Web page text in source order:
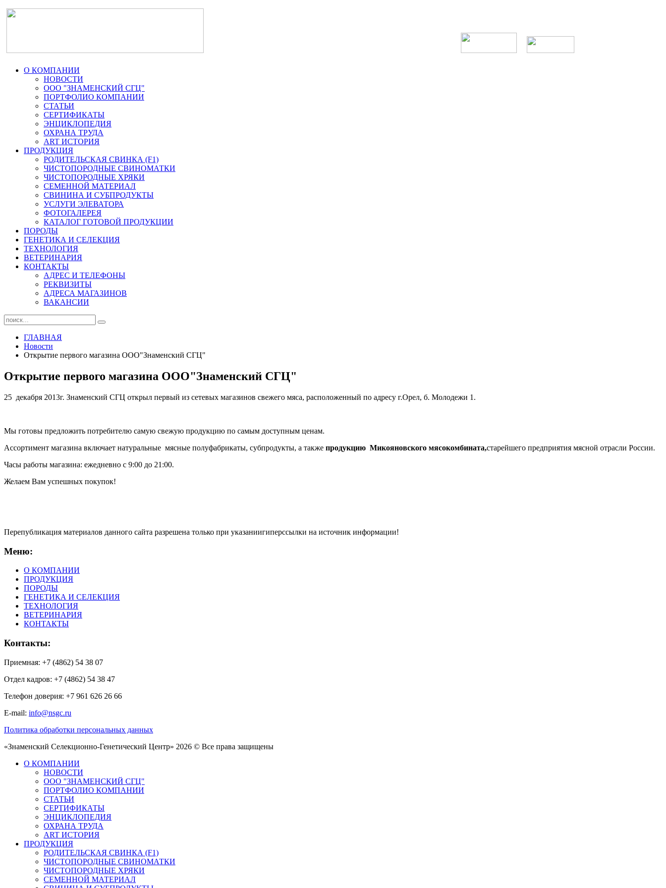
О КОМПАНИИ
НОВОСТИ
ООО "ЗНАМЕНСКИЙ СГЦ"
ПОРТФОЛИО КОМПАНИИ
СТАТЬИ
СЕРТИФИКАТЫ
ЭНЦИКЛОПЕДИЯ
ОХРАНА ТРУДА
ART ИСТОРИЯ
ПРОДУКЦИЯ
РОДИТЕЛЬСКАЯ СВИНКА (F1)
ЧИСТОПОРОДНЫЕ СВИНОМАТКИ
ЧИСТОПОРОДНЫЕ ХРЯКИ
СЕМЕННОЙ МАТЕРИАЛ
СВИНИНА И СУБПРОДУКТЫ
УСЛУГИ ЭЛЕВАТОРА
ФОТОГАЛЕРЕЯ
КАТАЛОГ ГОТОВОЙ ПРОДУКЦИИ
ПОРОДЫ
ГЕНЕТИКА И СЕЛЕКЦИЯ
ТЕХНОЛОГИЯ
ВЕТЕРИНАРИЯ
КОНТАКТЫ
АДРЕС И ТЕЛЕФОНЫ
РЕКВИЗИТЫ
АДРЕСА МАГАЗИНОВ
ВАКАНСИИ
ГЛАВНАЯ
Новости
Открытие первого магазина ООО"Знаменский СГЦ"
Открытие первого магазина ООО"Знаменский СГЦ"
25 декабря 2013г. Знаменский СГЦ открыл первый из сетевых магазинов свежего мяса, расположенный по адресу г.Орел, б. Молодежи 1.
Мы готовы предложить потребителю самую свежую продукцию по самым доступным ценам.
Ассортимент магазина включает натуральные мясные полуфабрикаты, субпродукты, а также продукцию Микояновского мясокомбината,старейшего предприятия мясной отрасли России.
Часы работы магазина: ежедневно с 9:00 до 21:00.
Желаем Вам успешных покупок!
Перепубликация материалов данного сайта разрешена только при указаниигиперсcылки на источник информации!
Меню:
О КОМПАНИИ
ПРОДУКЦИЯ
ПОРОДЫ
ГЕНЕТИКА И СЕЛЕКЦИЯ
ТЕХНОЛОГИЯ
ВЕТЕРИНАРИЯ
КОНТАКТЫ
Контакты:
Приемная: +7 (4862) 54 38 07
Отдел кадров: +7 (4862) 54 38 47
Телефон доверия: +7 961 626 26 66
E-mail: info@nsgc.ru
Политика обработки персональных данных
«Знаменский Селекционно-Генетический Центр» 2026 © Все права защищены
О КОМПАНИИ
НОВОСТИ
ООО "ЗНАМЕНСКИЙ СГЦ"
ПОРТФОЛИО КОМПАНИИ
СТАТЬИ
СЕРТИФИКАТЫ
ЭНЦИКЛОПЕДИЯ
ОХРАНА ТРУДА
ART ИСТОРИЯ
ПРОДУКЦИЯ
РОДИТЕЛЬСКАЯ СВИНКА (F1)
ЧИСТОПОРОДНЫЕ СВИНОМАТКИ
ЧИСТОПОРОДНЫЕ ХРЯКИ
СЕМЕННОЙ МАТЕРИАЛ